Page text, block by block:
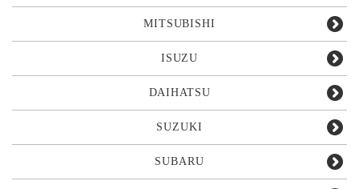
MITSUBISHI
ISUZU
DAIHATSU
SUZUKI
SUBARU